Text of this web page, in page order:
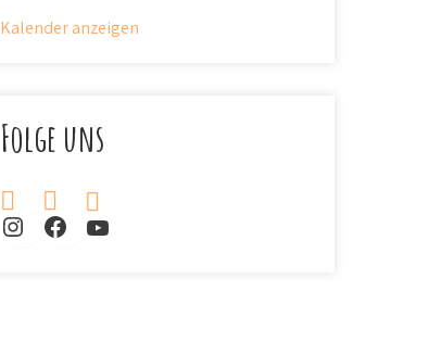
Kalender anzeigen
Folge uns
Südclub auf Instagram
Südclub auf Facebook
Südclub auf YouTube